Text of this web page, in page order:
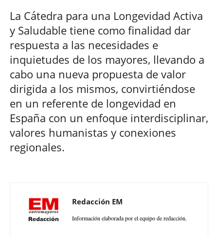
La Cátedra para una Longevidad Activa
y Saludable tiene como finalidad dar
respuesta a las necesidades e
inquietudes de los mayores, llevando a
cabo una nueva propuesta de valor
dirigida a los mismos, convirtiéndose
en un referente de longevidad en
España con un enfoque interdisciplinar,
valores humanistas y conexiones
regionales.
Redacción EM
Información elaborada por el equipo de redacción.